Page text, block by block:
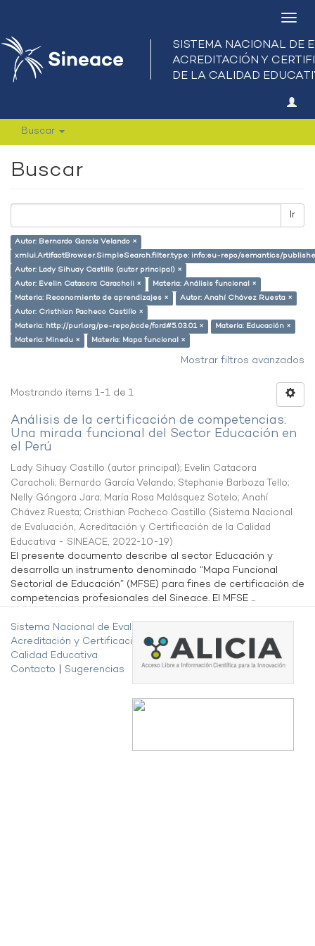
Buscar
Buscar
Ir
Autor: Bernardo García Velando ×
xmlui.ArtifactBrowser.SimpleSearch.filter.type: info:eu-repo/semantics/
Autor: Lady Sihuay Castillo (autor principal) ×
Autor: Evelin Catacora Caracholi ×
Materia: Análisis funcional ×
Materia: Reconomiento de aprendizajes ×
Autor: Anahí Chávez Ruesta ×
Autor: Cristhian Pacheco Castillo ×
Materia: http://purl.org/pe-repo/ocde/ford#5.03.01 ×
Materia: Educación ×
Materia: Minedu ×
Materia: Mapa funcional ×
Mostrar filtros avanzados
Mostrando ítems 1-1 de 1
Análisis de la certificación de competencias:
Una mirada funcional del Sector Educación en
el Perú
Lady Sihuay Castillo (autor principal); Evelin Catacora
Caracholi; Bernardo García Velando; Stephanie Barboza Tello;
Nelly Góngora Jara; María Rosa Malásquez Sotelo; Anahí
Chávez Ruesta; Cristhian Pacheco Castillo (Sistema Nacional
de Evaluación, Acreditación y Certificación de la Calidad
Educativa - SINEACE, 2022-10-19)
El presente documento describe al sector Educación y
desarrolla un instrumento denominado “Mapa Funcional
Sectorial de Educación” (MFSE) para fines de certificación de
competencias profesionales del Sineace. El MFSE ...
Sistema Nacional de Evaluación,
Acreditación y Certificación de la
Calidad Educativa
Contacto
Sugerencias